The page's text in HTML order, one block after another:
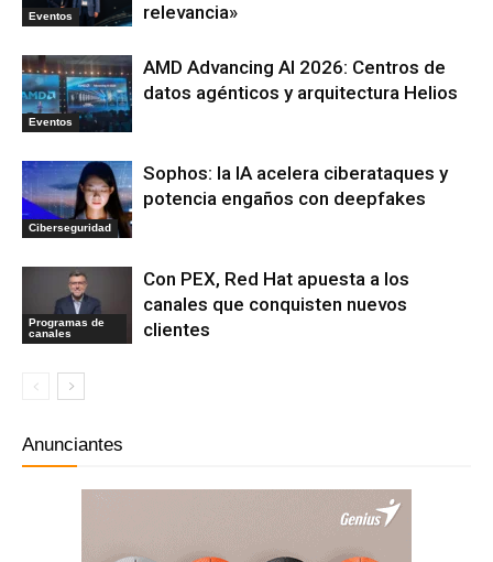
Eventos
relevancia»
Eventos
AMD Advancing AI 2026: Centros de
datos agénticos y arquitectura Helios
Ciberseguridad
Sophos: la IA acelera ciberataques y
potencia engaños con deepfakes
Programas de
canales
Con PEX, Red Hat apuesta a los
canales que conquisten nuevos
clientes
Anunciantes